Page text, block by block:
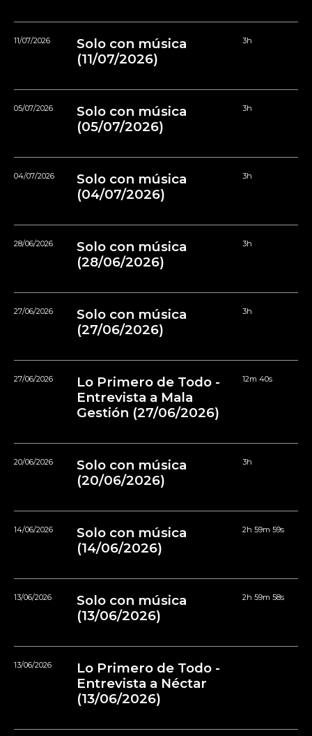
11/07/2026
Solo con música
(11/07/2026)
3h
05/07/2026
Solo con música
(05/07/2026)
3h
04/07/2026
Solo con música
(04/07/2026)
3h
28/06/2026
Solo con música
(28/06/2026)
3h
27/06/2026
Solo con música
(27/06/2026)
3h
27/06/2026
Lo Primero de Todo -
Entrevista a Mala
Gestión (27/06/2026)
12m 40s
20/06/2026
Solo con música
(20/06/2026)
3h
14/06/2026
Solo con música
(14/06/2026)
2h 59m 59s
13/06/2026
Solo con música
(13/06/2026)
2h 59m 58s
13/06/2026
Lo Primero de Todo -
Entrevista a Néctar
(13/06/2026)